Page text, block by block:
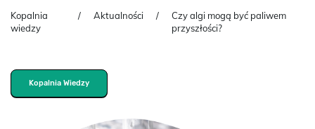
Kopalnia
wiedzy
Aktualności
Czy algi mogą być paliwem
przyszłości?
Kopalnia Wiedzy